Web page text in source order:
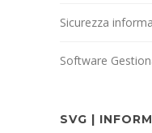
Sicurezza
Software
SVG |